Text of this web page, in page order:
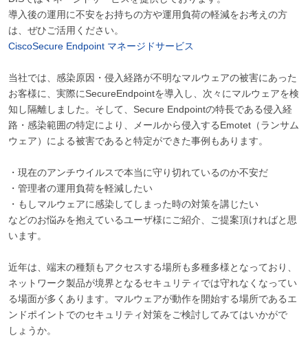
導入後の運用に不安をお持ちの方や運用負荷の軽減をお考えの方
は、ぜひご活用ください。
CiscoSecure Endpoint マネージドサービス
当社では、感染原因・侵入経路が不明なマルウェアの被害にあった
お客様に、実際にSecureEndpointを導入し、次々にマルウェアを検
知し隔離しました。そして、Secure Endpointの特長である侵入経
路・感染範囲の特定により、メールから侵入するEmotet（ランサム
ウェア）による被害であると特定ができた事例もあります。
・現在のアンチウイルスで本当に守り切れているのか不安だ
・管理者の運用負荷を軽減したい
・もしマルウェアに感染してしまった時の対策を講じたい
などのお悩みを抱えているユーザ様にご紹介、ご提案頂ければと思
います。
近年は、端末の種類もアクセスする場所も多種多様となっており、
ネットワーク製品が境界となるセキュリティでは守れなくなってい
る場面が多くあります。マルウェアが動作を開始する場所であるエ
ンドポイントでのセキュリティ対策をご検討してみてはいかがで
しょうか。